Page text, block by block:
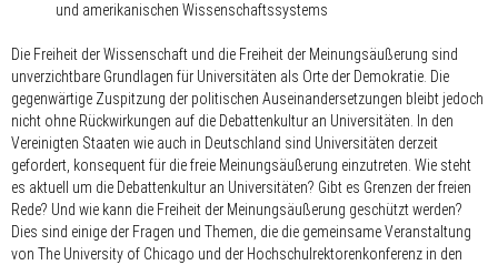
und amerikanischen Wissenschaftssystems
Die Freiheit der Wissenschaft und die Freiheit der Meinungsäußerung sind
unverzichtbare Grundlagen für Universitäten als Orte der Demokratie. Die
gegenwärtige Zuspitzung der politischen Auseinandersetzungen bleibt jedoch
nicht ohne Rückwirkungen auf die Debattenkultur an Universitäten. In den
Vereinigten Staaten wie auch in Deutschland sind Universitäten derzeit
gefordert, konsequent für die freie Meinungsäußerung einzutreten. Wie steht
es aktuell um die Debattenkultur an Universitäten? Gibt es Grenzen der freien
Rede? Und wie kann die Freiheit der Meinungsäußerung geschützt werden?
Dies sind einige der Fragen und Themen, die die gemeinsame Veranstaltung
von The University of Chicago und der Hochschulrektorenkonferenz in den